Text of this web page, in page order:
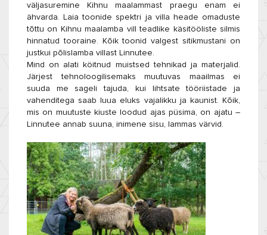
väljasuremine Kihnu maalammast praegu enam ei
ähvarda. Laia toonide spektri ja villa heade omaduste
tõttu on Kihnu maalamba vill teadlike käsitööliste silmis
hinnatud tooraine. Kõik toonid valgest sitikmustani on
justkui põlislamba villast Linnutee.
Mind on alati köitnud muistsed tehnikad ja materjalid.
Järjest tehnoloogilisemaks muutuvas maailmas ei
suuda me sageli tajuda, kui lihtsate tööriistade ja
vahenditega saab luua eluks vajalikku ja kaunist. Kõik,
mis on muutuste kiuste loodud ajas püsima, on ajatu –
Linnutee annab suuna, inimene sisu, lammas värvid.